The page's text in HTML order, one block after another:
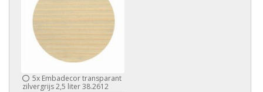
5x Embadecor transparant
zilvergrijs 2,5 liter 38.2612